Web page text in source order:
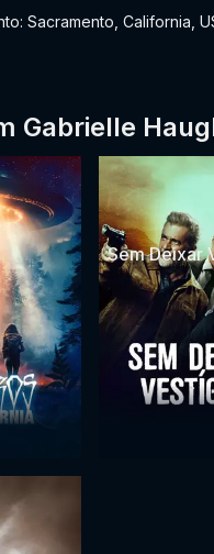
Sacramento, California,
Gabrielle
Sem Deixar